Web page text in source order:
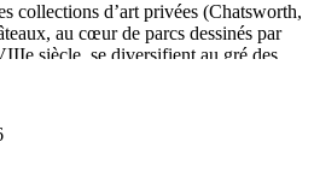
collections d’art privées (Chatsworth,
au cœur de parcs dessinés par
siècle, se diversifient au gré des
jacobéen…) à l’influence européenne
architecture, jardins).